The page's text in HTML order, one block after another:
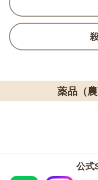
薬品（
公式